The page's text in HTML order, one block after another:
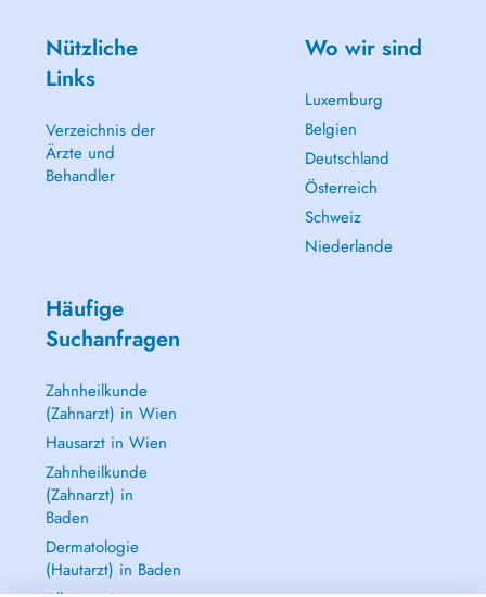
Nützliche
Links
Verzeichnis der
Ärzte und
Behandler
Wo wir sind
Luxemburg
Belgien
Deutschland
Österreich
Schweiz
Niederlande
Häufige
Suchanfragen
Zahnheilkunde
(Zahnarzt) in Wien
Hausarzt in Wien
Zahnheilkunde
(Zahnarzt) in
Baden
Dermatologie
(Hautarzt) in Baden